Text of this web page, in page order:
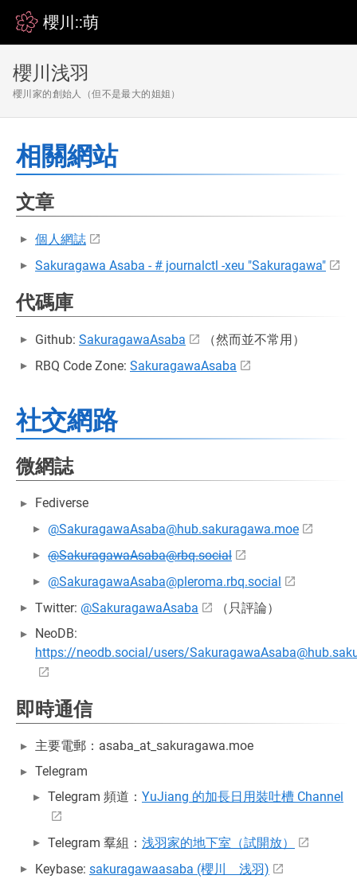
櫻川::萌
櫻川浅羽
櫻川家的創始人（但不是最大的姐姐）
相關網站
文章
個人網誌
Sakuragawa Asaba - # journalctl -xeu "Sakuragawa"
代碼庫
Github: SakuragawaAsaba
（然而並不常用）
RBQ Code Zone: SakuragawaAsaba
社交網路
微網誌
Fediverse
@SakuragawaAsaba@hub.sakuragawa.moe
@SakuragawaAsaba@rbq.social
@SakuragawaAsaba@pleroma.rbq.social
Twitter: @SakuragawaAsaba
（只評論）
NeoDB:
https://neodb.social/users/
即時通信
主要電郵：asaba_at_sakuragawa.moe
Telegram
Telegram 頻道： YuJiang 的加長日用裝吐槽 Channel
Telegram 羣組： 浅羽家的地下室（試開放）
Keybase: sakuragawaasaba (櫻川 浅羽)